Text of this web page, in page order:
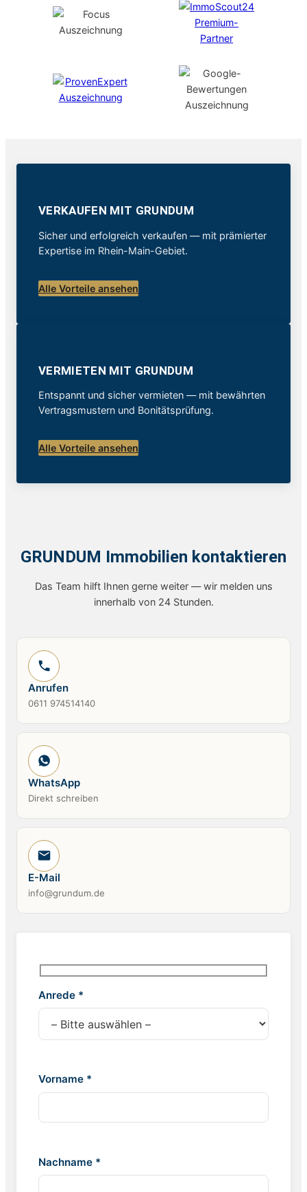
VERKAUFEN MIT GRUNDUM
Sicher und erfolgreich verkaufen — mit prämierter
Expertise im Rhein-Main-Gebiet.
Alle Vorteile ansehen
VERMIETEN MIT GRUNDUM
Entspannt und sicher vermieten — mit bewährten
Vertragsmustern und Bonitätsprüfung.
Alle Vorteile ansehen
GRUNDUM Immobilien kontaktieren
Das Team hilft Ihnen gerne weiter — wir melden uns
innerhalb von 24 Stunden.
Anrufen
0611 974514140
WhatsApp
Direkt schreiben
E-Mail
info@grundum.de
Anrede *
Vorname *
Nachname *